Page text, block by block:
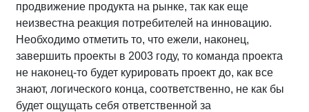
продвижение продукта на рынке, так как еще
неизвестна реакция потребителей на инновацию.
Необходимо отметить то, что ежели, наконец,
завершить проекты в 2003 году, то команда проекта
не наконец-то будет курировать проект до, как все
знают, логического конца, соответственно, не как бы
будет ощущать себя ответственной за